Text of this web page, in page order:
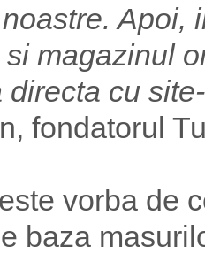
Apoi,
magazinul
directa cu
fondatorul
vorba de
baza